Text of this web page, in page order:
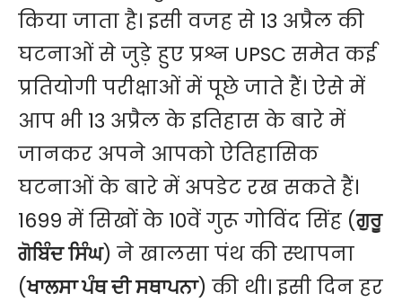
किया जाता है। इसी वजह से 13 अप्रैल की
घटनाओं से जुड़े हुए प्रश्न UPSC समेत कई
प्रतियोगी परीक्षाओं में पूछे जाते हैं। ऐसे में
आप भी 13 अप्रैल के इतिहास के बारे में
जानकर अपने आपको ऐतिहासिक
घटनाओं के बारे में अपडेट रख सकते हैं।
1699 में सिखों के 10वें गुरू गोविंद सिंह (ਗੁਰੂ
ਗੋਬਿੰਦ ਸਿੰਘ) ने खालसा पंथ की स्थापना
(ਖਾਲਸਾ ਪੰਥ ਦੀ ਸਥਾਪਨਾ) की थी। इसी दिन हर